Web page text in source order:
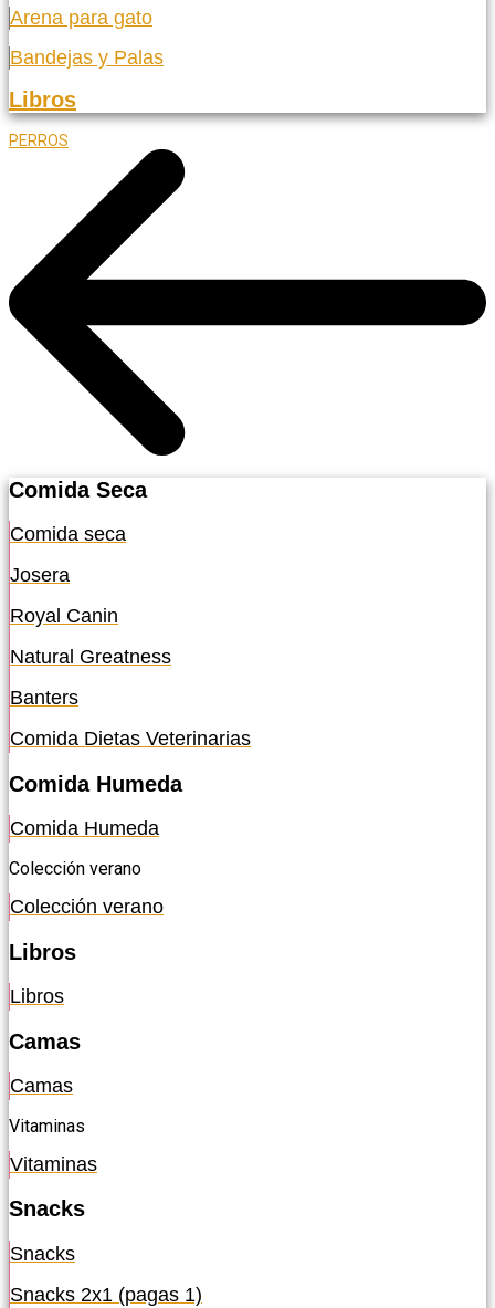
Arena para gato
Bandejas y Palas
Libros
PERROS
Comida Seca
Comida seca
Josera
Royal Canin
Natural Greatness
Banters
Comida Dietas Veterinarias
Comida Humeda
Comida Humeda
Colección verano
Colección verano
Libros
Libros
Camas
Camas
Vitaminas
Vitaminas
Snacks
Snacks
Snacks 2x1 (pagas 1)